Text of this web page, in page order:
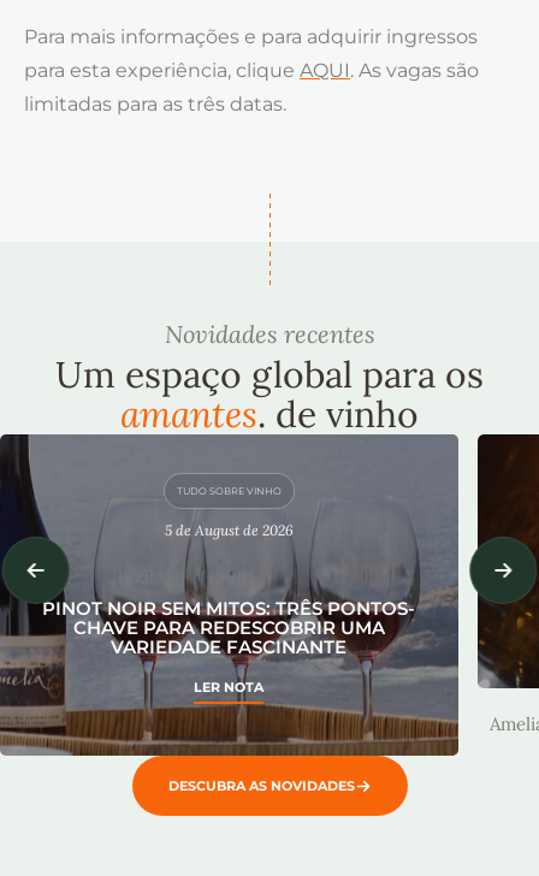
Para mais informações e para adquirir ingressos
para esta experiência, clique AQUI. As vagas são
limitadas para as três datas.
Novidades recentes
Um espaço global para os
amantes. de vinho
TUDO SOBRE VINHO
5 de August de 2026
PINOT NOIR SEM MITOS: TRÊS PONTOS-
CHAVE PARA REDESCOBRIR UMA
VARIEDADE FASCINANTE
LER NOTA
DESCUBRA AS NOVIDADES